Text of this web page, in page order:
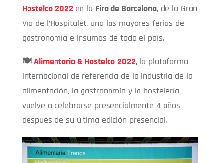
Hostelco 2022 en la Fira de Barcelona, de la Gran
Vía de l’Hospitalet, una las mayores ferias de
gastronomía e insumos de todo el país.
🍽️Alimentaria & Hostelco 2022, la plataforma
internacional de referencia de la industria de la
alimentación, la gastronomía y la hostelería
vuelve a celebrarse presencialmente 4 años
después de su última edición presencial.